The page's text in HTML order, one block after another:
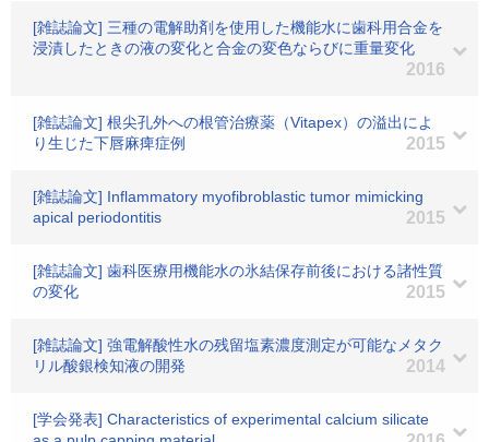
[雑誌論文] 三種の電解助剤を使用した機能水に歯科用合金を
浸漬したときの液の変化と合金の変色ならびに重量変化
2016
[雑誌論文] 根尖孔外への根管治療薬（Vitapex）の溢出によ
り生じた下唇麻痺症例
2015
[雑誌論文] Inflammatory myofibroblastic tumor mimicking
apical periodontitis
2015
[雑誌論文] 歯科医療用機能水の氷結保存前後における諸性質
の変化
2015
[雑誌論文] 強電解酸性水の残留塩素濃度測定が可能なメタク
リル酸銀検知液の開発
2014
[学会発表] Characteristics of experimental calcium silicate